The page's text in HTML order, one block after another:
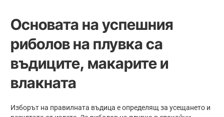
Основата на успешния
риболов на плувка са
въдиците, макарите и
влакната
Изборът на правилната въдица е определящ за усещането и